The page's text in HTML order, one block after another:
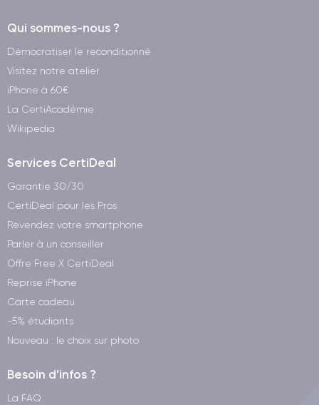
Qui sommes-nous ?
Démocratiser le reconditionné
Visitez notre atelier
iPhone à 60€
La CertiAcadémie
Wikipedia
Services CertiDeal
Garantie 30/30
CertiDeal pour les Pros
Revendez votre smartphone
Parler à un conseiller
Offre Free X CertiDeal
Reprise iPhone
Carte cadeau
-5% étudiants
Nouveau : le choix sur photo
Besoin d'infos ?
La FAQ